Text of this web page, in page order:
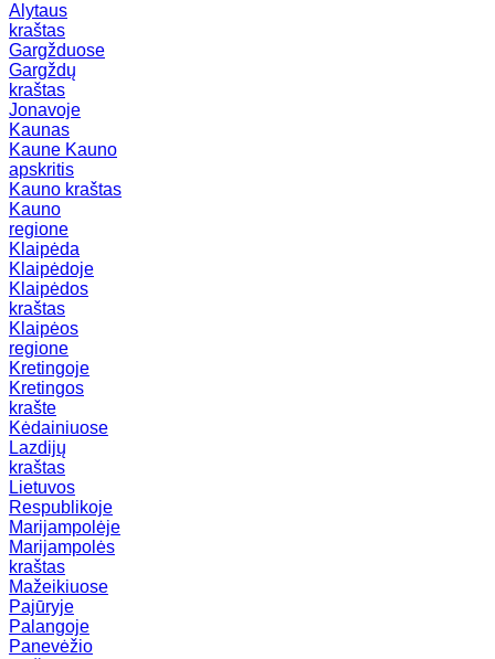
Alytaus
kraštas
Gargžduose
Gargždų
kraštas
Jonavoje
Kaunas
Kaune Kauno
apskritis
Kauno kraštas
Kauno
regione
Klaipėda
Klaipėdoje
Klaipėdos
kraštas
Klaipėos
regione
Kretingoje
Kretingos
krašte
Kėdainiuose
Lazdijų
kraštas
Lietuvos
Respublikoje
Marijampolėje
Marijampolės
kraštas
Mažeikiuose
Pajūryje
Palangoje
Panevėžio